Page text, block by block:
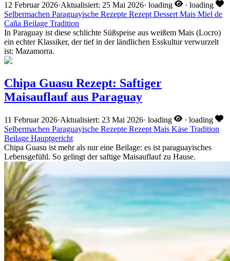
12 Februar 2026·Aktualisiert: 25 Mai 2026· loading · loading
Selbermachen Paraguayische Rezepte RezeptDessertMais Miel de
Caña Beilage Tradition
In Paraguay ist diese schlichte Süßspeise aus weißem Mais (Locro)
ein echter Klassiker, der tief in der ländlichen Esskultur verwurzelt
ist: Mazamorra.
Chipa Guasu Rezept: Saftiger
Maisauflauf aus Paraguay
11 Februar 2026·Aktualisiert: 23 Mai 2026· loading · loading
Selbermachen Paraguayische Rezepte Rezept Mais Käse Tradition
Beilage Hauptgericht
Chipa Guasu ist mehr als nur eine Beilage: es ist paraguayisches
Lebensgefühl. So gelingt der saftige Maisauflauf zu Hause.